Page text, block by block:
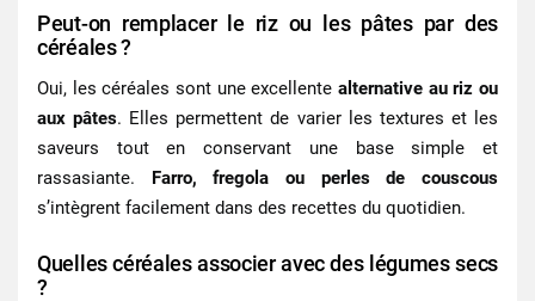
Peut-on remplacer le riz ou les pâtes par des
céréales ?
Oui, les céréales sont une excellente alternative au riz ou
aux pâtes. Elles permettent de varier les textures et les
saveurs tout en conservant une base simple et
rassasiante. Farro, fregola ou perles de couscous
s’intègrent facilement dans des recettes du quotidien.
Quelles céréales associer avec des légumes secs
?